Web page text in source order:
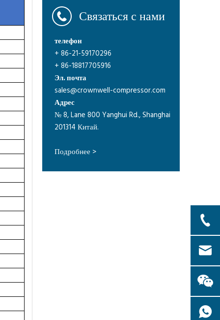
Связаться с нами
телефон
+ 86-21-59170296
+ 86-18817705916
Эл. почта
sales@crownwell-compressor.com
Адрес
№ 8, Lane 800 Yanghui Rd., Shanghai
201314 Китай.
Подробнее >